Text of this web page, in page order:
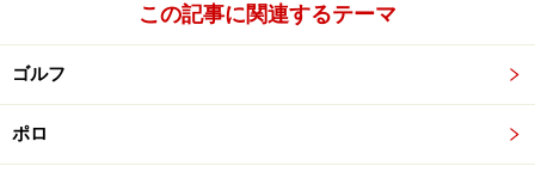
国内ではエントリーグレードのTSIトレンドライン（284.7万
円）、ベーシックなTSIコンフォートライン（317万円）、装
備充実のTSIハイライン（376.9万円）を用意する
この記事に関連するテーマ
ゴルフ
ポロ